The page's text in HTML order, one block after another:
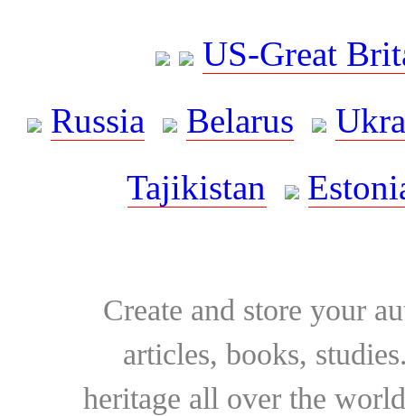
US-Great
Russia
Belarus
Tajikistan
Create and store your
articles, books,
heritage all over the